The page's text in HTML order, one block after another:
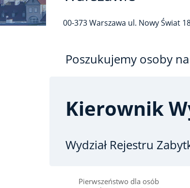
00-373Warszawa ul. Nowy Świat
Poszukujemy osoby
Kierownik
Wydział Rejestru
Pierwszeństwo dla osób